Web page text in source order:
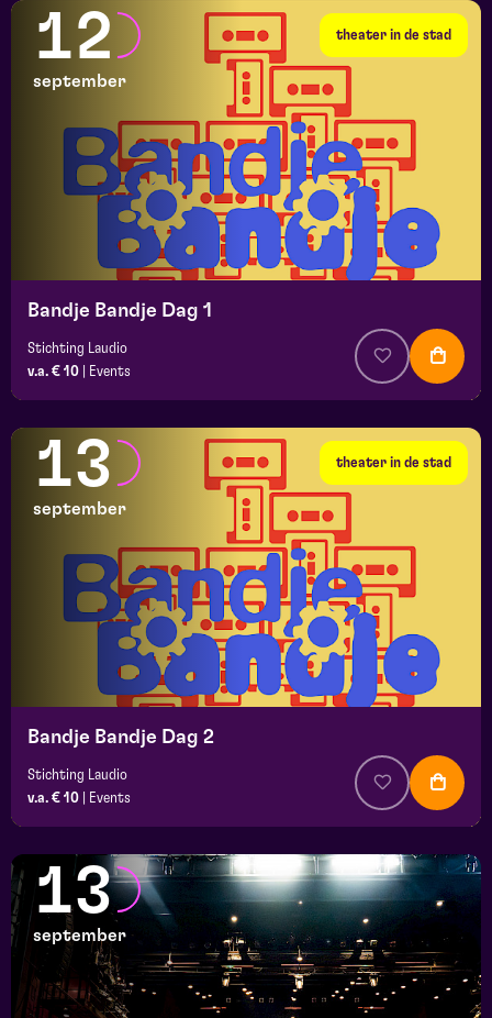
theater in de stad
12
september
Bandje Bandje Dag 1
Stichting Laudio
v.a. € 10
Events
theater in de stad
13
september
Bandje Bandje Dag 2
Stichting Laudio
v.a. € 10
Events
13
september